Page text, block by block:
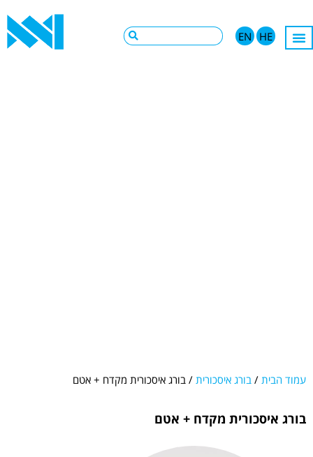
HE
EN
עמוד הבית / בורג איסכורית / בורג איסכורית מקדח + אטם
בורג איסכורית מקדח + אטם